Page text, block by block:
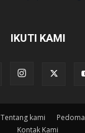
IKUTI KAMI
Tentang kami
Kontak Kami